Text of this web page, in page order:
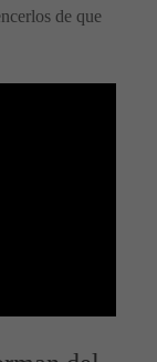
de que